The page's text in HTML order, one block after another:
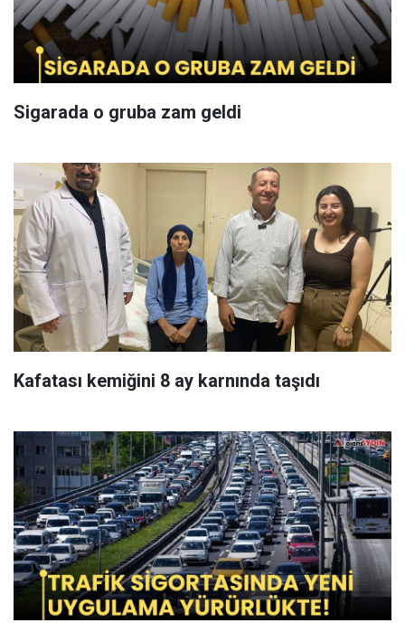
Sigarada o gruba zam geldi
Kafatası kemiğini 8 ay karnında taşıdı